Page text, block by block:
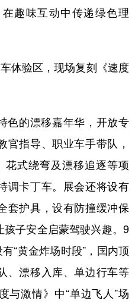
趣味互动中传递绿色理
验区，现场复刻《速度
的漂移嘉年华，开放专
官指导、职业车手带队，
花式绕弯及漂移追逐等项
调卡丁车。展会还将设有
套护具，设有防撞缓冲保
孩子安全启蒙驾驶兴趣。9
“黄金炸场时段”，国内顶
、漂移入库、单边行车等
与激情》中“单边飞人”场